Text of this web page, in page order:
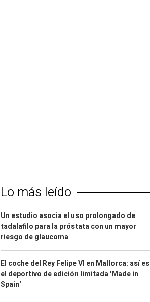
Lo más leído
Un estudio asocia el uso prolongado de
tadalafilo para la próstata con un mayor
riesgo de glaucoma
El coche del Rey Felipe VI en Mallorca: así es
el deportivo de edición limitada 'Made in
Spain'